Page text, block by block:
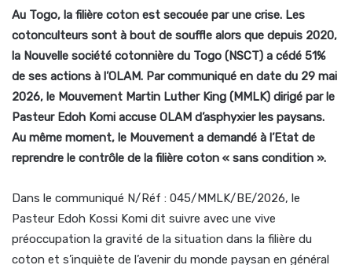
Au Togo, la filière coton est secouée par une crise. Les
cotonculteurs sont à bout de souffle alors que depuis 2020,
la Nouvelle société cotonnière du Togo (NSCT) a cédé 51%
de ses actions à l’OLAM. Par communiqué en date du 29 mai
2026, le Mouvement Martin Luther King (MMLK) dirigé par le
Pasteur Edoh Komi accuse OLAM d’asphyxier les paysans.
Au même moment, le Mouvement a demandé à l’Etat de
reprendre le contrôle de la filière coton « sans condition ».
Dans le communiqué N/Réf : 045/MMLK/BE/2026, le
Pasteur Edoh Kossi Komi dit suivre avec une vive
préoccupation la gravité de la situation dans la filière du
coton et s’inquiète de l’avenir du monde paysan en général